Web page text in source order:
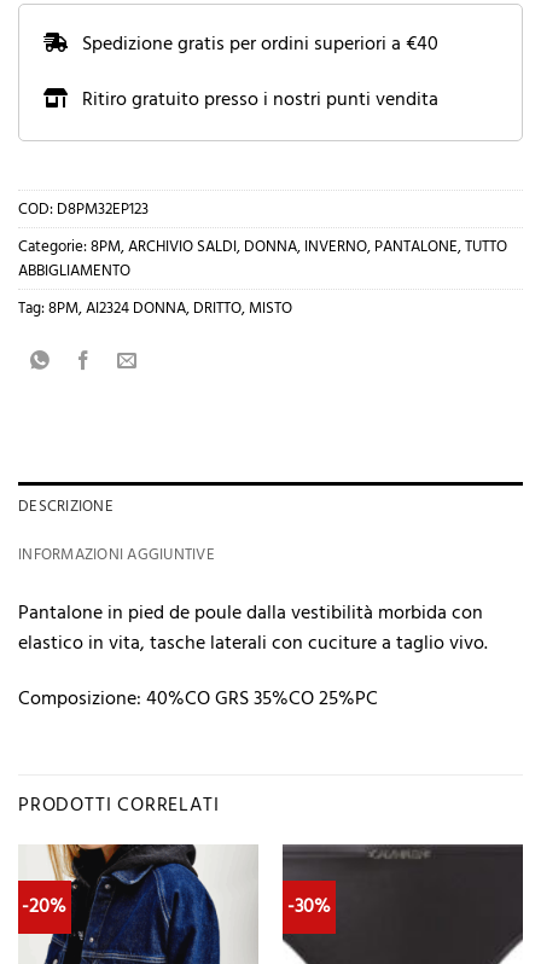
Spedizione gratis per ordini superiori a €40
Ritiro gratuito presso i nostri punti vendita
COD: D8PM32EP123
Categorie:8PM,ARCHIVIO SALDI, DONNA, INVERNO, PANTALONE,TUTTO
ABBIGLIAMENTO
Tag:8PM,AI2324 DONNA, DRITTO, MISTO
DESCRIZIONE
INFORMAZIONI AGGIUNTIVE
Pantalone in pied de poule dalla vestibilità morbida con
elastico in vita, tasche laterali con cuciture a taglio vivo.
Composizione: 40%CO GRS 35%CO 25%PC
PRODOTTI CORRELATI
-20% -30%